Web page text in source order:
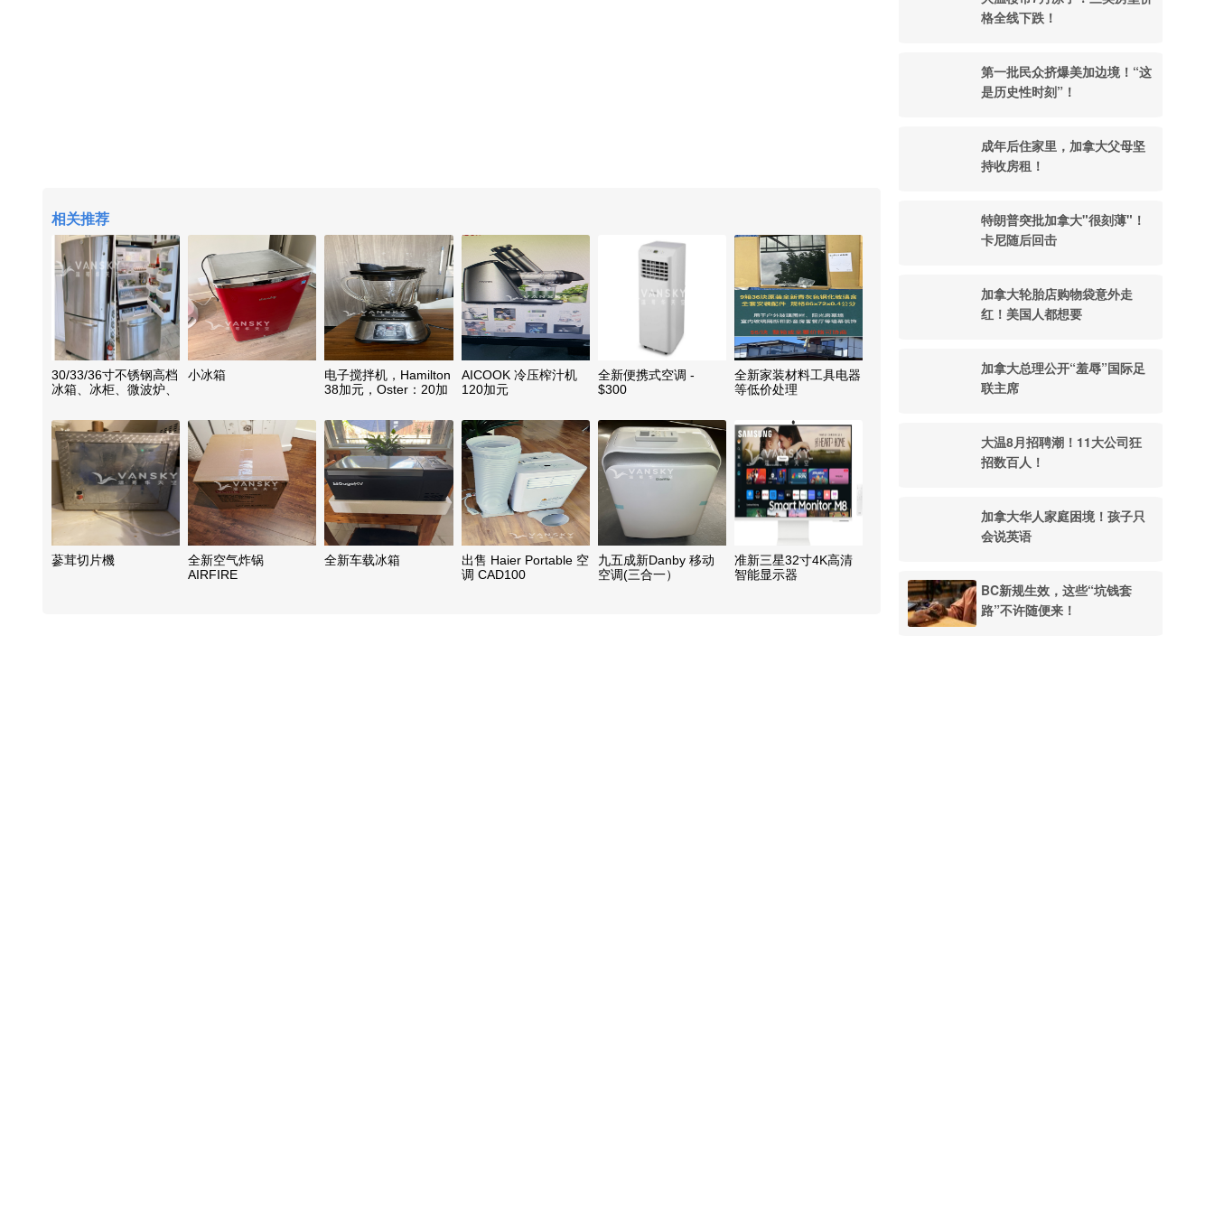
格全线下跌！
第一批民众挤爆美加边境！“这
是历史性时刻”！
成年后住家里，加拿大父母坚
持收房租！
特朗普突批加拿大"很刻薄"！
卡尼随后回击
加拿大轮胎店购物袋意外走
红！美国人都想要
加拿大总理公开“羞辱”国际足
联主席
大温8月招聘潮！11大公司狂
招数百人！
加拿大华人家庭困境！孩子只
会说英语
BC新规生效，这些“坑钱套
路”不许随便来！
相关推荐
30/33/36寸不锈钢高档
冰箱、冰柜、微波炉、
小冰箱
电子搅拌机，Hamilton
38加元，Oster：20加
AICOOK 冷压榨汁机
120加元
全新便携式空调 -
$300
全新家装材料工具电器
等低价处理
蔘茸切片機
全新空气炸锅
AIRFIRE
全新车载冰箱
出售 Haier Portable 空
调 CAD100
九五成新Danby 移动
空调(三合一）
准新三星32寸4K高清
智能显示器